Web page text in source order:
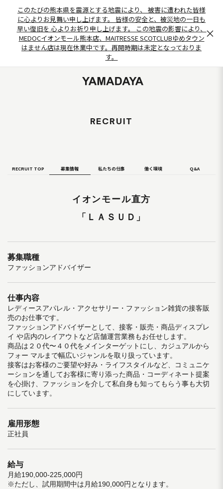
このたびの熊本県を震源とする地震により、 被害に遭われた皆様
に心よりお見舞い申し上げます。 皆様の安全と、被災地の一日も
早い復旧を 心よりお祈り申し上げます。 この地震の影響により、
MEDOCイオンモール熊本店、MAITRESSE SCOTCLUBゆめタウン
はません店は現在休業中です。再開時期は未定となっておりま
す。
×
RECRUIT
RECRUIT TOP 募集情報 私たちの仕事 働く環境 Q&A
イオンモール直方
「ＬＡＳＵＤ」
募集職種
ファッションアドバイザー
仕事内容
レディースアパレル・アクセサリー・ファッション雑貨の接客販
売のお仕事です。
ファッションアドバイザーとして、接客・販売・商品ディスプレ
イ や店内のレイアウトなど店舗運営業務もお任せします。
商品は２０代〜４０代をメインターゲットにし、カジュアルから
フォー マルまで幅広いジャンルを取り扱っています。
接客はお客様のご要望や好み・ライフスタイルなど、コミュニケ
ーションを通してお客様に寄り添った商品・コーディネート提案
を心掛け、ファッションを介して私自身も知ってもらう事も大切
にしています。
雇用形態
正社員
給与
月給190,000-225,000円
※ただし、試用期間中は月給190,000円となります。